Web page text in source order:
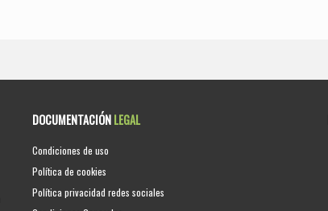
DOCUMENTACIÓNLEGAL
Condiciones de uso
Política de cookies
Política privacidad redes sociales